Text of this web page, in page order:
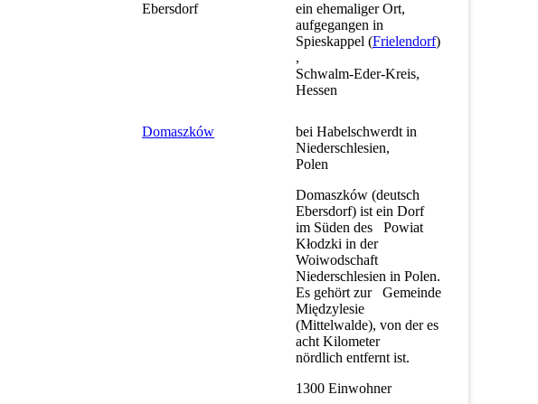
Ebersdorf
ein ehemaliger Ort,
aufgegangen in
Spieskappel (Frielendorf)
,
Schwalm-Eder-Kreis,
Hessen
Domaszków
bei Habelschwerdt in
Niederschlesien,
Polen
Domaszków (deutsch
Ebersdorf) ist ein Dorf
im Süden des Powiat
Kłodzki in der
Woiwodschaft
Niederschlesien in Polen.
Es gehört zur Gemeinde
Międzylesie
(Mittelwalde), von der es
acht Kilometer
nördlich entfernt ist.
1300 Einwohner